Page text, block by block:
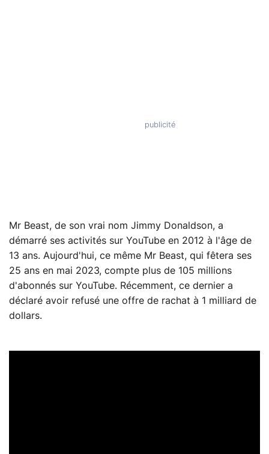
Mr Beast, de son vrai nom Jimmy Donaldson, a
démarré ses activités sur YouTube en 2012 à l'âge de
13 ans. Aujourd'hui, ce même Mr Beast, qui fêtera ses
25 ans en mai 2023, compte plus de 105 millions
d'abonnés sur YouTube. Récemment, ce dernier a
déclaré avoir refusé une offre de rachat à 1 milliard de
dollars.